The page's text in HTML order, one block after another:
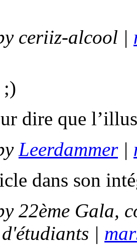
ceriiz-alcool |
;)
dire que
Leerdammer|
dans son
22ème Gala,
|